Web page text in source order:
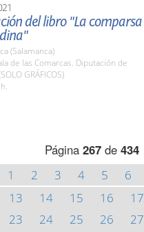
del libro "La comparsa
(Salamanca)
de las Comarcas. Diputación de
GRÁFICOS)
Página 267de 434
1 2 3 4 5 6
13 14 15 16 17
23 24 25 26 27